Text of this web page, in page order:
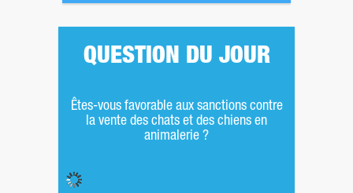
QUESTION DU JOUR
Êtes-vous favorable aux sanctions contre
la vente des chats et des chiens en
animalerie ?